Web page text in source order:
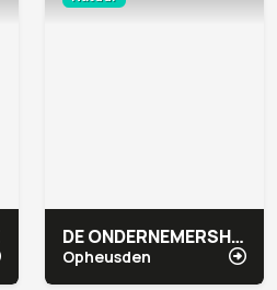
DE ONDERNEMERSHOEVE
Opheusden